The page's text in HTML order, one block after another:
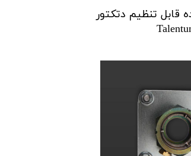
قابل تنظیم دتکتور